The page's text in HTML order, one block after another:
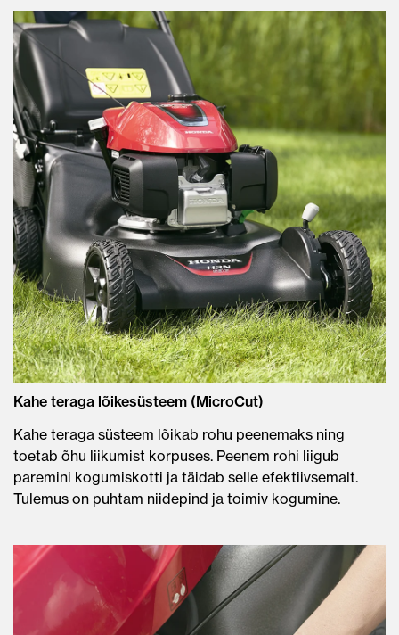
Kahe teraga lõikesüsteem (MicroCut)
Kahe teraga süsteem lõikab rohu peenemaks ning
toetab õhu liikumist korpuses. Peenem rohi liigub
paremini kogumiskotti ja täidab selle efektiivsemalt.
Tulemus on puhtam niidepind ja toimiv kogumine.